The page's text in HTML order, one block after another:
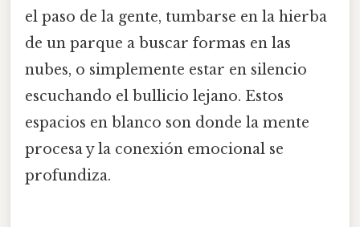
el paso de la gente, tumbarse en la hierba
de un parque a buscar formas en las
nubes, o simplemente estar en silencio
escuchando el bullicio lejano. Estos
espacios en blanco son donde la mente
procesa y la conexión emocional se
profundiza.